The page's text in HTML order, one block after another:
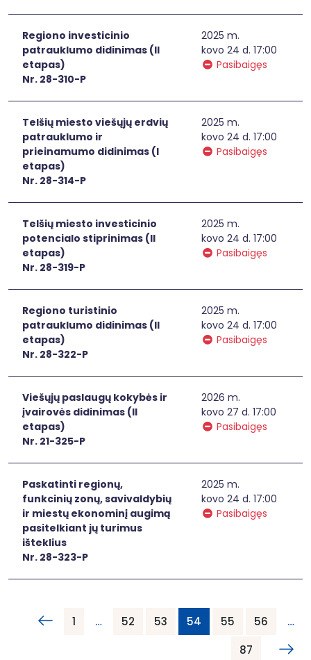
Regiono investicinio
patrauklumo didinimas (II
etapas)
Nr. 28-310-P
2025 m.
kovo 24 d. 17:00
Pasibaigęs
Telšių miesto viešųjų erdvių
patrauklumo ir
prieinamumo didinimas (I
etapas)
Nr. 28-314-P
2025 m.
kovo 24 d. 17:00
Pasibaigęs
Telšių miesto investicinio
potencialo stiprinimas (II
etapas)
Nr. 28-319-P
2025 m.
kovo 24 d. 17:00
Pasibaigęs
Regiono turistinio
patrauklumo didinimas (II
etapas)
Nr. 28-322-P
2025 m.
kovo 24 d. 17:00
Pasibaigęs
Viešųjų paslaugų kokybės ir
įvairovės didinimas (II
etapas)
Nr. 21-325-P
2026 m.
kovo 27 d. 17:00
Pasibaigęs
Paskatinti regionų,
funkcinių zonų, savivaldybių
ir miestų ekonominį augimą
pasitelkiant jų turimus
išteklius
Nr. 28-323-P
2025 m.
kovo 24 d. 17:00
Pasibaigęs
1 … 52 53 54 55 56
…
87